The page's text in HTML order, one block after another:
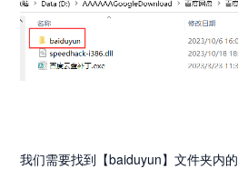
我们需要找到【baiduyun】文件夹内的